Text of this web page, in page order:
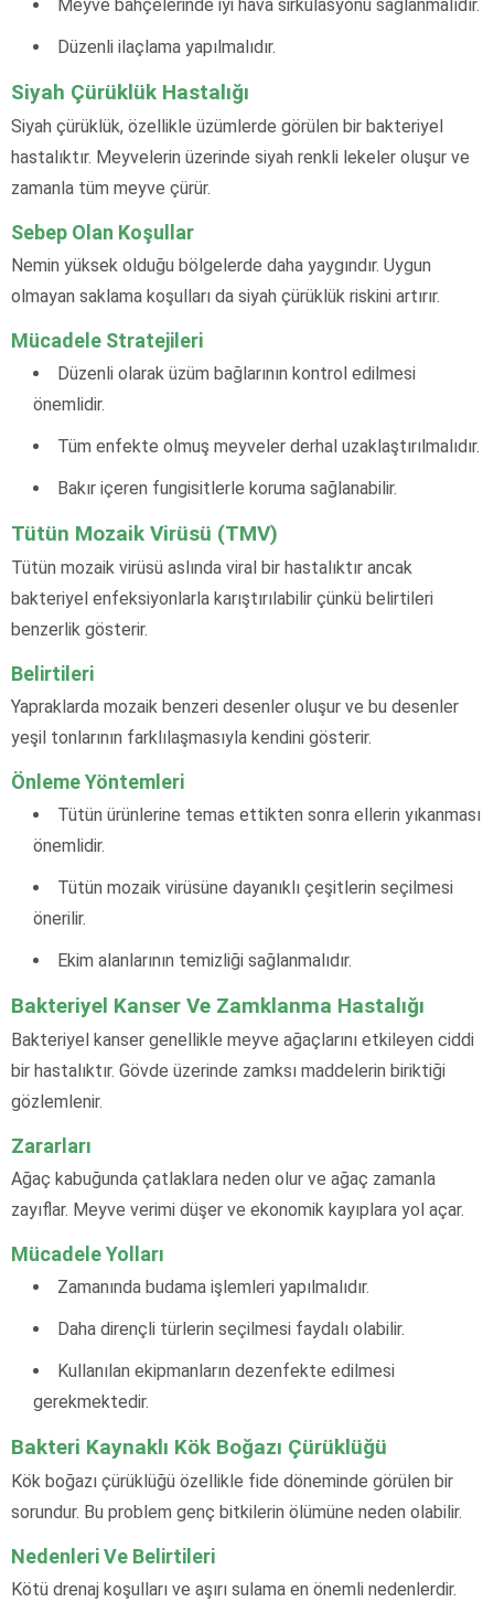
Meyve bahçelerinde iyi hava sirkülasyonu sağlanmalıdır.
Düzenli ilaçlama yapılmalıdır.
Siyah Çürüklük Hastalığı
Siyah çürüklük, özellikle üzümlerde görülen bir bakteriyel
hastalıktır. Meyvelerin üzerinde siyah renkli lekeler oluşur ve
zamanla tüm meyve çürür.
Sebep Olan Koşullar
Nemin yüksek olduğu bölgelerde daha yaygındır. Uygun
olmayan saklama koşulları da siyah çürüklük riskini artırır.
Mücadele Stratejileri
Düzenli olarak üzüm bağlarının kontrol edilmesi
önemlidir.
Tüm enfekte olmuş meyveler derhal uzaklaştırılmalıdır.
Bakır içeren fungisitlerle koruma sağlanabilir.
Tütün Mozaik Virüsü (TMV)
Tütün mozaik virüsü aslında viral bir hastalıktır ancak
bakteriyel enfeksiyonlarla karıştırılabilir çünkü belirtileri
benzerlik gösterir.
Belirtileri
Yapraklarda mozaik benzeri desenler oluşur ve bu desenler
yeşil tonlarının farklılaşmasıyla kendini gösterir.
Önleme Yöntemleri
Tütün ürünlerine temas ettikten sonra ellerin yıkanması
önemlidir.
Tütün mozaik virüsüne dayanıklı çeşitlerin seçilmesi
önerilir.
Ekim alanlarının temizliği sağlanmalıdır.
Bakteriyel Kanser Ve Zamklanma Hastalığı
Bakteriyel kanser genellikle meyve ağaçlarını etkileyen ciddi
bir hastalıktır. Gövde üzerinde zamksı maddelerin biriktiği
gözlemlenir.
Zararları
Ağaç kabuğunda çatlaklara neden olur ve ağaç zamanla
zayıflar. Meyve verimi düşer ve ekonomik kayıplara yol açar.
Mücadele Yolları
Zamanında budama işlemleri yapılmalıdır.
Daha dirençli türlerin seçilmesi faydalı olabilir.
Kullanılan ekipmanların dezenfekte edilmesi
gerekmektedir.
Bakteri Kaynaklı Kök Boğazı Çürüklüğü
Kök boğazı çürüklüğü özellikle fide döneminde görülen bir
sorundur. Bu problem genç bitkilerin ölümüne neden olabilir.
Nedenleri Ve Belirtileri
Kötü drenaj koşulları ve aşırı sulama en önemli nedenlerdir.